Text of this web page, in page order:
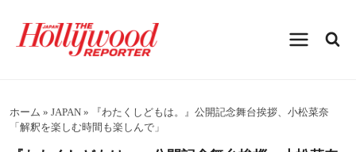
プホーム » JAPAN »
『わたくしどもは。』公開記念舞台挨拶、小松菜奈
「解釈を楽しむ時間も楽しんで」